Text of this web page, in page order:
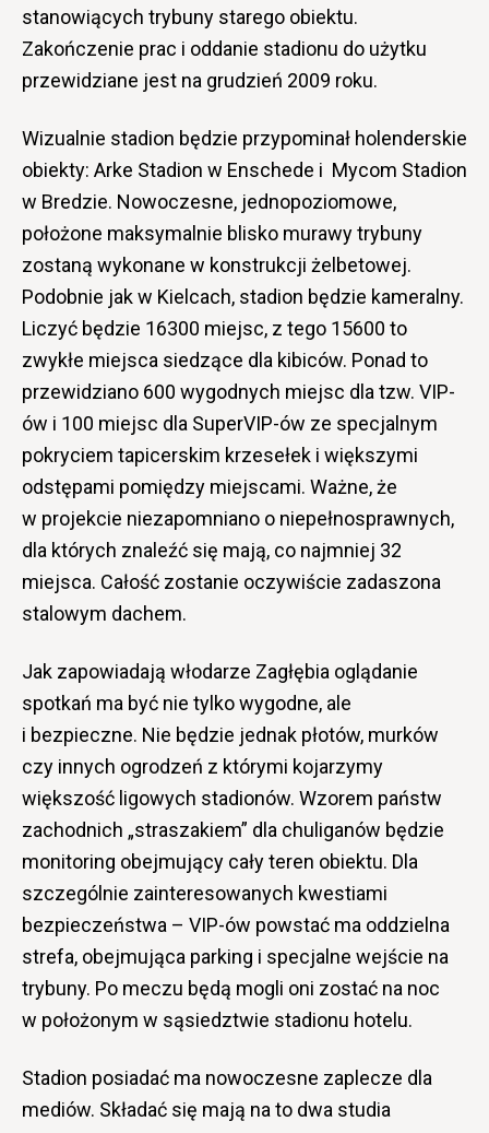
stanowiących trybuny starego obiektu.
Zakończenie prac i oddanie stadionu do użytku
przewidziane jest na grudzień 2009 roku.
Wizualnie stadion będzie przypominał holenderskie
obiekty: Arke Stadion w Enschede i Mycom Stadion
w Bredzie. Nowoczesne, jednopoziomowe,
położone maksymalnie blisko murawy trybuny
zostaną wykonane w konstrukcji żelbetowej.
Podobnie jak w Kielcach, stadion będzie kameralny.
Liczyć będzie 16300 miejsc, z tego 15600 to
zwykłe miejsca siedzące dla kibiców. Ponad to
przewidziano 600 wygodnych miejsc dla tzw. VIP-
ów i 100 miejsc dla SuperVIP-ów ze specjalnym
pokryciem tapicerskim krzesełek i większymi
odstępami pomiędzy miejscami. Ważne, że
w projekcie niezapomniano o niepełnosprawnych,
dla których znaleźć się mają, co najmniej 32
miejsca. Całość zostanie oczywiście zadaszona
stalowym dachem.
Jak zapowiadają włodarze Zagłębia oglądanie
spotkań ma być nie tylko wygodne, ale
i bezpieczne. Nie będzie jednak płotów, murków
czy innych ogrodzeń z którymi kojarzymy
większość ligowych stadionów. Wzorem państw
zachodnich „straszakiem” dla chuliganów będzie
monitoring obejmujący cały teren obiektu. Dla
szczególnie zainteresowanych kwestiami
bezpieczeństwa – VIP-ów powstać ma oddzielna
strefa, obejmująca parking i specjalne wejście na
trybuny. Po meczu będą mogli oni zostać na noc
w położonym w sąsiedztwie stadionu hotelu.
Stadion posiadać ma nowoczesne zaplecze dla
mediów. Składać się mają na to dwa studia